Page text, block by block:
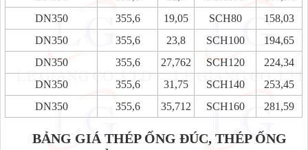
DN350
355,6 19,05 SCH80
158,03
DN350
355,6 23,8 SCH100
194,65
DN350
355,6 27,762 SCH120
224,34
DN350
355,6 31,75 SCH140
253,45
DN350
355,6 35,712 SCH160 281,59
BẢNG GIÁ THÉP ỐNG ĐÚC, THÉP ỐNG